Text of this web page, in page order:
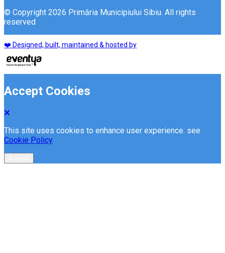
© Copyright 2026 Primăria Municipiului Sibiu. All rights
reserved
❤️ Designed, built, maintained & hosted by
Accept Cookies
This site uses cookies to enhance user experience. see
Cookie Policy